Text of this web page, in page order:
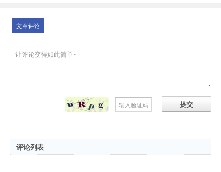
文章评论
提交
评论列表